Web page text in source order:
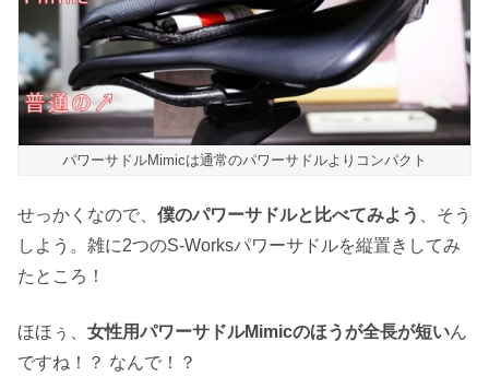
パワーサドルMimicは通常のパワーサドルよりコンパクト
せっかくなので、 僕のパワーサドルと比べてみよう 、そう
しよう。雑に2つのS-Worksパワーサドルを縦置きしてみ
たところ！
ほほぅ、 女性用パワーサドルMimicのほうが全長が短いん
ですね！？ なんで！？